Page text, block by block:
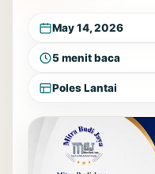
May 14, 2026
5 menit baca
Poles Lantai